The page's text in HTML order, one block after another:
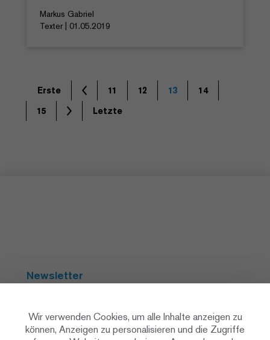
Markus Gabriel
Texter | 01.05.2019
Erste 11 12 13
14
15
Letzte
Newsletter
Wir verwenden Cookies, um alle Inhalte anzeigen zu
können, Anzeigen zu personalisieren und die Zugriffe